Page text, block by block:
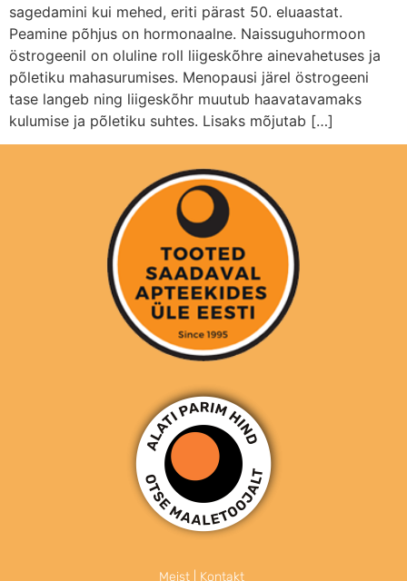
sagedamini kui mehed, eriti pärast 50. eluaastat.
Peamine põhjus on hormonaalne. Naissuguhormoon
östrogeenil on oluline roll liigeskõhre ainevahetuses ja
põletiku mahasurumises. Menopausi järel östrogeeni
tase langeb ning liigeskõhr muutub haavatavamaks
kulumise ja põletiku suhtes. Lisaks mõjutab […]
Meist Kontakt